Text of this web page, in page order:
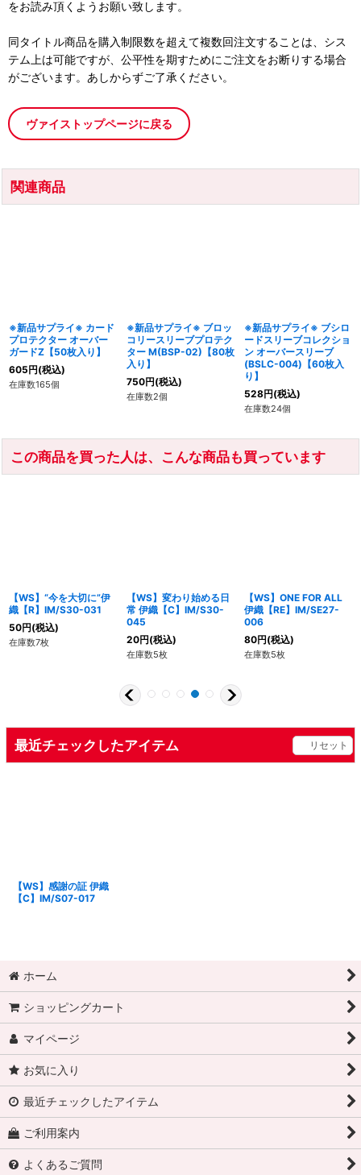
をお読み頂くようお願い致します。
同タイトル商品を購入制限数を超えて複数回注文することは、シス
テム上は可能ですが、公平性を期すためにご注文をお断りする場合
がございます。あしからずご了承ください。
ヴァイストップページに戻る
関連商品
※新品サプライ※ カード
プロテクター オーバー
ガードZ【50枚入り】
605円(税込)
在庫数165個
※新品サプライ※ ブロッ
コリースリーブプロテク
ター M(BSP-02)【80枚
入り】
750円(税込)
在庫数2個
※新品サプライ※ ブシロ
ードスリーブコレクショ
ン オーバースリーブ
(BSLC-004)【60枚入
り】
528円(税込)
在庫数24個
この商品を買った人は、こんな商品も買っています
【WS】“今を大切に”伊
織【R】IM/S30-031
50円(税込)
在庫数7枚
【WS】変わり始める日
常 伊織【C】IM/S30-
045
20円(税込)
在庫数5枚
【WS】ONE FOR ALL
伊織【RE】IM/SE27-
006
80円(税込)
在庫数5枚
最近チェックしたアイテム リセット
【WS】感謝の証 伊織
【C】IM/S07-017
ホーム
ショッピングカート
マイページ
お気に入り
最近チェックしたアイテム
ご利用案内
よくあるご質問